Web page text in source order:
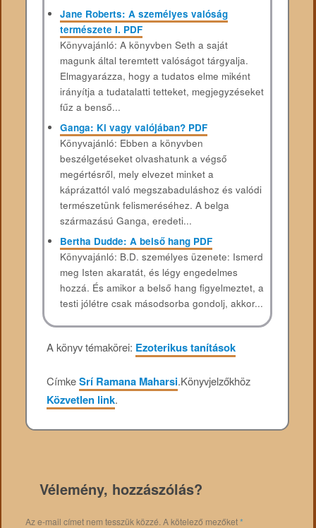
Jane Roberts: A személyes valóság
természete I. PDF
Könyvajánló: A könyvben Seth a saját
magunk által teremtett valóságot tárgyalja.
Elmagyarázza, hogy a tudatos elme miként
irányítja a tudatalatti tetteket, megjegyzéseket
fűz a benső...
Ganga: Ki vagy valójában? PDF
Könyvajánló: Ebben a könyvben
beszélgetéseket olvashatunk a végső
megértésről, mely elvezet minket a
káprázattól való megszabaduláshoz és valódi
természetünk felismeréséhez. A belga
származású Ganga, eredeti...
Bertha Dudde: A belső hang PDF
Könyvajánló: B.D. személyes üzenete: Ismerd
meg Isten akaratát, és légy engedelmes
hozzá. És amikor a belső hang figyelmeztet, a
testi jólétre csak másodsorba gondolj, akkor...
A könyv témakörei: Ezoterikus tanítások
CímkeSrí Ramana Maharsi.Könyvjelzőkhöz
Közvetlen link.
Vélemény, hozzászólás?
Az e-mail címet nem tesszük közzé. A kötelező mezőket*